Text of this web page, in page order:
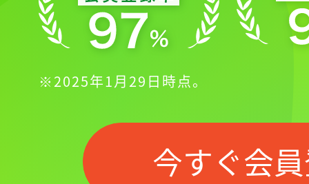
※2025年1月29日時点。
今すぐ会